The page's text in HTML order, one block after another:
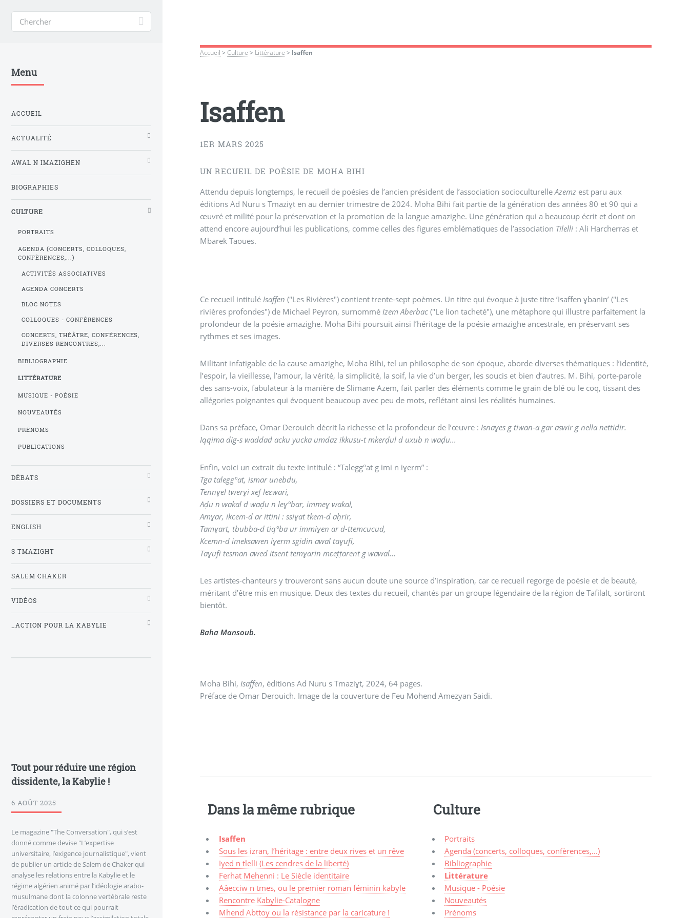
Accueil >Culture > Littérature > Isaffen
Isaffen
1ER MARS 2025
UN RECUEIL DE POÉSIE DE MOHA BIHI
Attendu depuis longtemps, le recueil de poésies de l’ancien président de l’association socioculturelleAzemz est paru aux
éditions Ad Nuru s Tmaziɣt en au dernier trimestre de 2024. Moha Bihi fait partie de la génération des années 80 et 90 qui a
œuvré et milité pour la préservation et la promotion de la langue amazighe. Une génération qui a beaucoup écrit et dont on
attend encore aujourd’hui les publications, comme celles des figures emblématiques de l’association Tilelli : Ali Harcherras et
Mbarek Taoues.
Ce recueil intitulé Isaffen ("Les Rivières") contient trente-sept poèmes. Un titre qui évoque à juste titre ’Isaffen ɣbanin’ ("Les
rivières profondes") de Michael Peyron, surnommé Izem Aberbac ("Le lion tacheté"), une métaphore qui illustre parfaitement la
profondeur de la poésie amazighe. Moha Bihi poursuit ainsi l’héritage de la poésie amazighe ancestrale, en préservant ses
rythmes et ses images.
Militant infatigable de la cause amazighe, Moha Bihi, tel un philosophe de son époque, aborde diverses thématiques : l’identité,
l’espoir, la vieillesse, l’amour, la vérité, la simplicité, la soif, la vie d’un berger, les soucis et bien d’autres. M. Bihi, porte-parole
des sans-voix, fabulateur à la manière de Slimane Azem, fait parler des éléments comme le grain de blé ou le coq, tissant des
allégories poignantes qui évoquent beaucoup avec peu de mots, reflétant ainsi les réalités humaines.
Dans sa préface, Omar Derouich décrit la richesse et la profondeur de l’œuvre :Isnaɣes g tiwan-a gar aswir g nella nettidir.
Iqqima dig-s waddad acku yucka umdaz ikkusu-t mkerḍul d uxub n waḍu...
Enfin, voici un extrait du texte intitulé : “Talegg°at g imi n iɣerm” :
Tga talegg°at, ismar unebdu,
Tennɣel twerɣi xef leɛwari,
Aḍu n wakal d waḍu n leɣ°bar, immeɣ wakal,
Amɣar, ikcem-d ar ittini : ssiɣat tkem-d aḥrir,
Tamɣart, tbubba-d tiq°ba ur immiɣen ar d-ttemcucud,
Kcemn-d imeksawen iɣerm sgidin awal taɣufi,
Taɣufi tesman awed itsent temɣarin mɛeṭṭarent g wawal...
Les artistes-chanteurs y trouveront sans aucun doute une source d’inspiration, car ce recueil regorge de poésie et de beauté,
méritant d’être mis en musique. Deux des textes du recueil, chantés par un groupe légendaire de la région de Tafilalt, sortiront
bientôt.
Baha Mansoub.
Moha Bihi, Isaffen, éditions Ad Nuru s Tmaziɣt, 2024, 64 pages.
Préface de Omar Derouich. Image de la couverture de Feu Mohend Amezyan Saidi.
Dans la même rubrique
Isaffen
Sous les izran, l’héritage : entre deux rives et un rêve
Iγed n tlelli (Les cendres de la liberté)
Ferhat Mehenni : Le Siècle identitaire
Aâecciw n tmes, ou le premier roman féminin kabyle
Rencontre Kabylie-Catalogne
Mhend Abttoy ou la résistance par la caricature !
Culture
Portraits
Agenda (concerts, colloques, confèrences,...)
Bibliographie
Littérature
Musique - Poésie
Nouveautés
Prénoms
Menu
ACCUEIL
ACTUALITÉ
AWAL N IMAZIGHEN
BIOGRAPHIES
CULTURE
PORTRAITS
AGENDA (CONCERTS, COLLOQUES,
CONFÈRENCES,...)
ACTIVITÉS ASSOCIATIVES
AGENDA CONCERTS
BLOC NOTES
COLLOQUES - CONFÉRENCES
CONCERTS, THÉÂTRE, CONFÉRENCES,
DIVERSES RENCONTRES,...
BIBLIOGRAPHIE
LITTÉRATURE
MUSIQUE - POÉSIE
NOUVEAUTÉS
PRÉNOMS
PUBLICATIONS
DÉBATS
DOSSIERS ET DOCUMENTS
ENGLISH
S TMAZIGHT
SALEM CHAKER
VIDÉOS
_ACTION POUR LA KABYLIE
Tout pour réduire une région
dissidente, la Kabylie !
6 AOÛT 2025
Le magazine "The Conversation", qui s’est
donné comme devise "L’expertise
universitaire, l’exigence journalistique", vient
de publier un article de Salem de Chaker qui
analyse les relations entre la Kabylie et le
régime algérien animé par l’idéologie arabo-
musulmane dont la colonne vertébrale reste
l’éradication de tout ce qui pourrait